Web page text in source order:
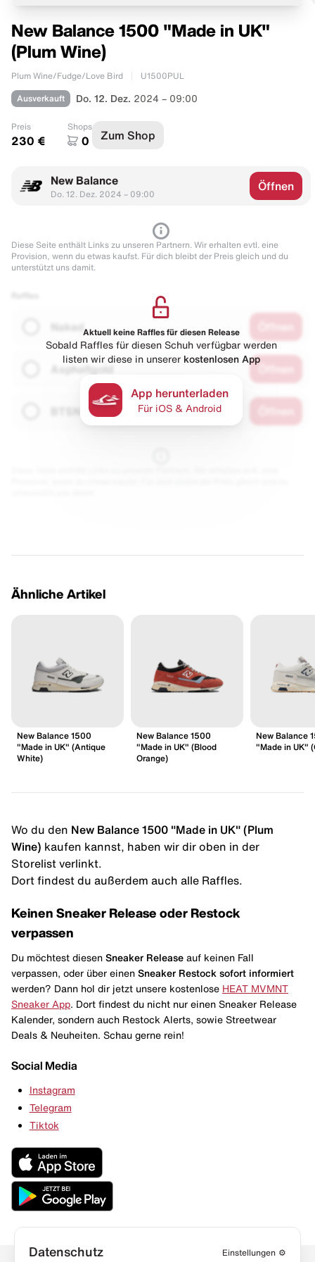
New Balance 1500 "Made in UK"
(Plum Wine)
Plum Wine/Fudge/Love Bird U1500PUL
Ausverkauft Do. 12. Dez. 2024 – 09:00
Preis
230 €
Shops
0 Zum Shop
New Balance
Do. 12. Dez. 2024 – 09:00
Öffnen
Diese Seite enthält Links zu unseren Partnern. Wir erhalten evtl. eine
Provision, wenn du etwas kaufst. Für dich bleibt der Preis gleich und du
unterstützt uns damit.
Naked
Asphaltgold
Aktuell keine Raffles für diesen Release
Sobald Raffles für diesen Schuh verfügbar werden
listen wir diese in unserer kostenlosen App
App herunterladen
Für iOS & Android
Ähnliche Artikel
New Balance 1500
"Made in UK" (Antique
White)
New Balance 1500
"Made in UK" (Blood
Orange)
New Balance
"Made in UK"
Wo du den New Balance 1500 "Made in UK" (Plum
Wine) kaufen kannst, haben wir dir oben in der
Storelist verlinkt.
Dort findest du außerdem auch alle Raffles.
Keinen Sneaker Release oder Restock
verpassen
Du möchtest diesen Sneaker Release auf keinen Fall
verpassen, oder über einen Sneaker Restock sofort informiert
werden? Dann hol dir jetzt unsere kostenlose HEAT MVMNT
Sneaker App . Dort findest du nicht nur einen Sneaker Release
Kalender, sondern auch Restock Alerts, sowie Streetwear
Deals & Neuheiten. Schau gerne rein!
Social Media
Instagram
Telegram
Tiktok
Datenschutz Einstellungen ⚙️